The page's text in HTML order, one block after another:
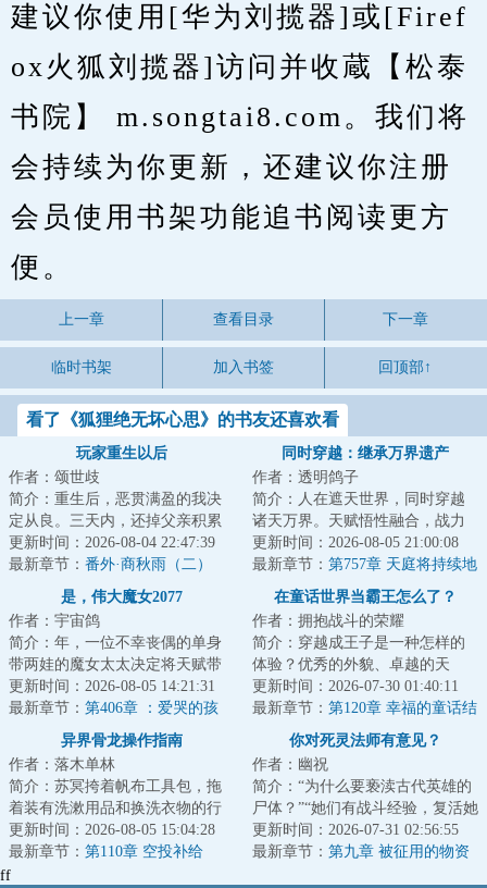
建议你使用[华为刘揽器]或[Firef
ox火狐刘揽器]访问并收蔵【松泰
书院】 m.songtai8.com。我们将
会持续为你更新，还建议你注册
会员使用书架功能追书阅读更方
便。
上一章 查看目录 下一章
临时书架 加入书签 回顶部↑
看了《狐狸绝无坏心思》的书友还喜欢看
玩家重生以后
作者：颂世歧
简介：重生后，恶贯满盈的我决
定从良。三天内，还掉父亲积累
的赌债，拜入天下第一大宗门，
找到前世的宿敌...
更新时间：2026-08-04 22:47:39
最新章节： 番外·商秋雨（二）
同时穿越：继承万界遗产
作者：透明鸽子
简介：人在遮天世界，同时穿越
诸天万界。天赋悟性融合，战力
无限叠加。五倍同级战力，你说
我只是凡体而已...
更新时间：2026-08-05 21:00:08
最新章节： 第757章 天庭将持续地
是，伟大魔女2077
作者：宇宙鸽
简介：年，一位不幸丧偶的单身
带两娃的魔女太太决定将天赋带
到魔女的主场……...
更新时间：2026-08-05 14:21:31
最新章节： 第406章 ：爱哭的孩
在童话世界当霸王怎么了？
作者：拥抱战斗的荣耀
简介：穿越成王子是一种怎样的
体验？优秀的外貌、卓越的天
赋、绝对的权柄......很好，想必接
下来就是我励...
更新时间：2026-07-30 01:40:11
最新章节： 第120章 幸福的童话结
异界骨龙操作指南
作者：落木单林
简介：苏冥挎着帆布工具包，拖
着装有洗漱用品和换洗衣物的行
李箱，看着天空上异界顶级战力
对抗，他开始怀...
更新时间：2026-08-05 15:04:28
最新章节： 第110章 空投补给
你对死灵法师有意见？
作者：幽祝
简介：“为什么要亵渎古代英雄的
尸体？”“她们有战斗经验，复活她
们可以更好地杀异鬼。”“为什么要
控制...
更新时间：2026-07-31 02:56:55
最新章节： 第九章 被征用的物资
ff